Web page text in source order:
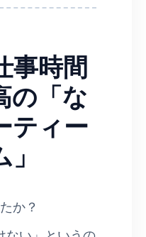
事時間
の「な
ティー
か？